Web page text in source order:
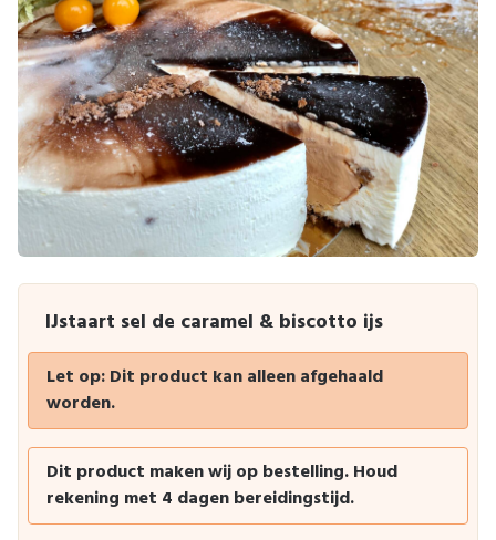
IJstaart sel de caramel & biscotto ijs
Let op: Dit product kan alleen afgehaald
worden.
Dit product maken wij op bestelling. Houd
rekening met 4 dagen bereidingstijd.